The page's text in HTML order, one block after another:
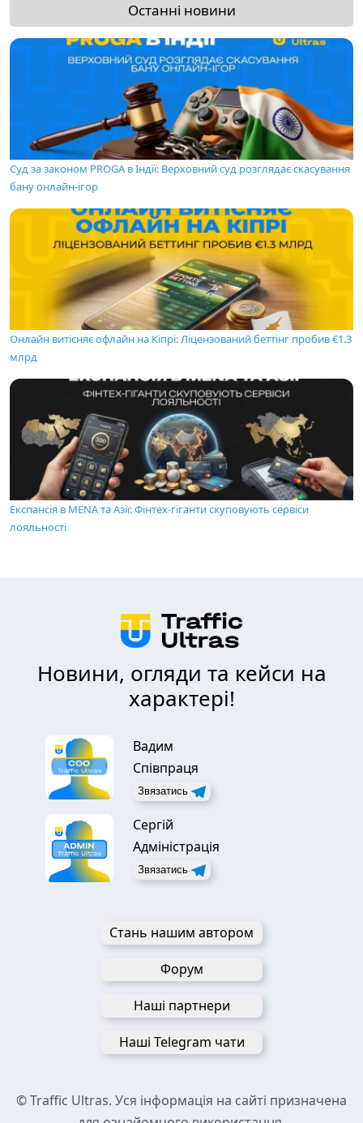
Останні новини
Суд за законом PROGA в Індії: Верховний суд розглядає скасування
бану онлайн-ігор
Онлайн витісняє офлайн на Кіпрі: Ліцензований беттінг пробив €1.3
млрд
Експансія в MENA та Азії: Фінтех-гіганти скуповують сервіси
лояльності
Новини, огляди та кейси на
характері!
Вадим
Співпраця
Звязатись
Сергій
Адміністрація
Звязатись
Стань нашим автором
Форум
Наші партнери
Наші Telegram чати
© Traffic Ultras. Уся інформація на сайті призначена